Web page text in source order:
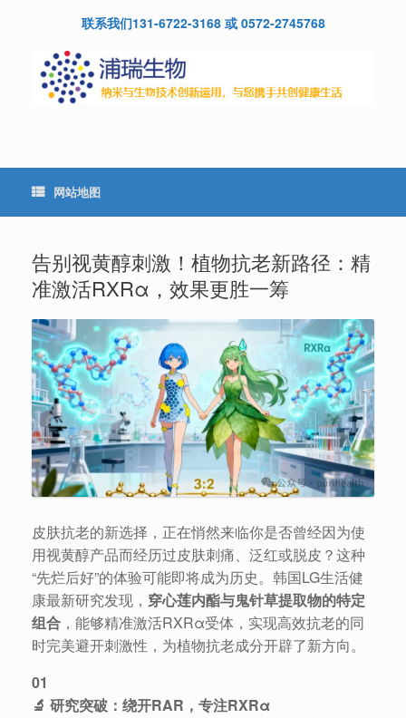
联系我们131-6722-3168 或 0572-2745768
网站地图
告别视黄醇刺激！植物抗老新路径：精
准激活RXRα，效果更胜一筹
皮肤抗老的新选择，正在悄然来临你是否曾经因为使
用视黄醇产品而经历过皮肤刺痛、泛红或脱皮？这种
“先烂后好”的体验可能即将成为历史。韩国LG生活健
康最新研究发现， 穿心莲内酯与鬼针草提取物的特定
组合 ，能够精准激活RXRα受体，实现高效抗老的同
时完美避开刺激性，为植物抗老成分开辟了新方向。
01
🔬 研究突破：绕开RAR，专注RXRα